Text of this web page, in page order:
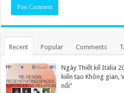
Recent Popular Comments
Ngày Thiết kế Italia
kiến tạo Không gian,
nối”